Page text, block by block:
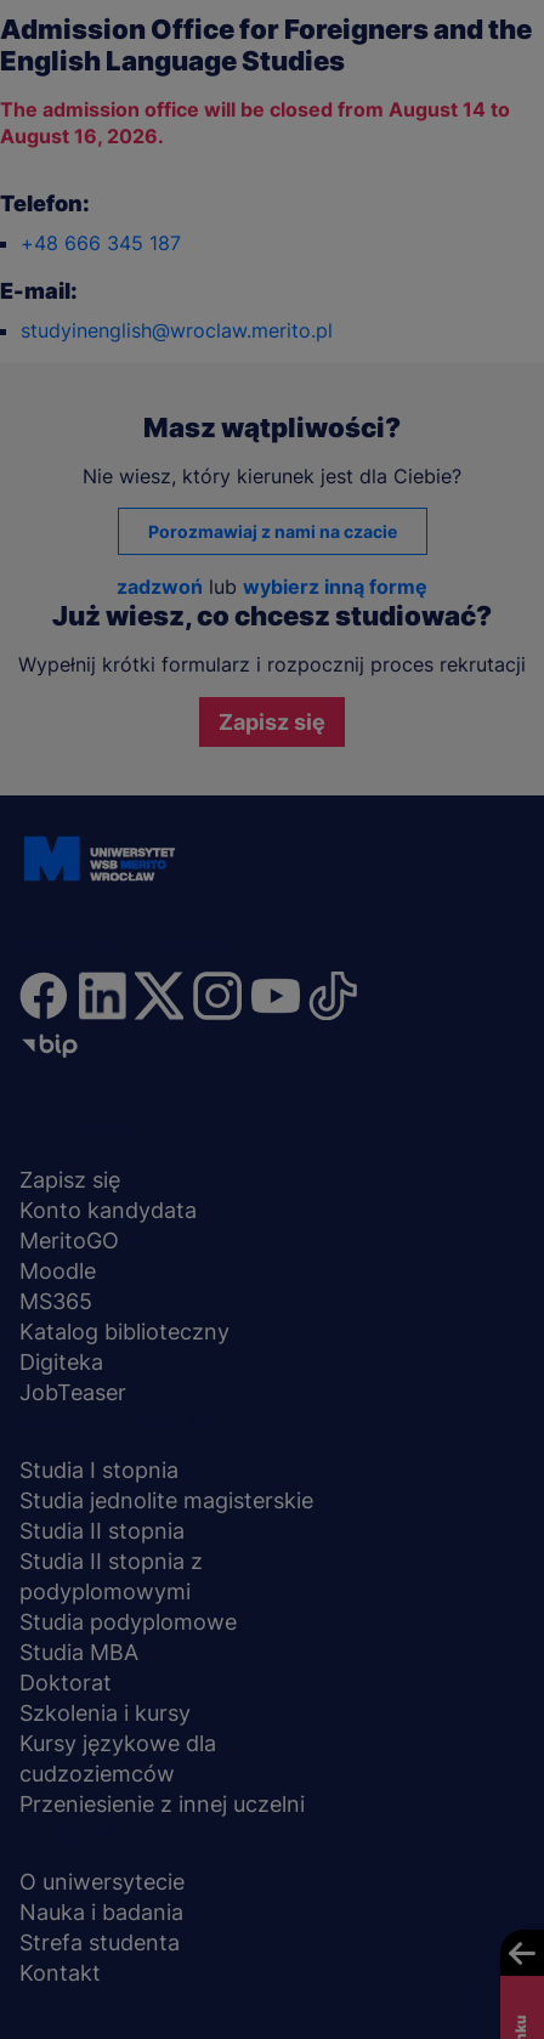
Admission Office for Foreigners and the
English Language Studies
The admission office will be closed from August 14 to
August 16, 2026.
Telefon:
+48 666 345 187
E-mail:
studyinenglish@wroclaw.merito.pl
Masz wątpliwości?
Nie wiesz, który kierunek jest dla Ciebie?
Porozmawiaj z nami na czacie
zadzwoń lub wybierz inną formę
Już wiesz, co chcesz studiować?
Wypełnij krótki formularz i rozpocznij proces rekrutacji
Zapisz się
stopka
Zapisz się
Konto kandydata
MeritoGO
Moodle
MS365
Katalog biblioteczny
Digiteka
JobTeaser
Studia I stopnia
Studia jednolite magisterskie
Studia II stopnia
Studia II stopnia z
podyplomowymi
Studia podyplomowe
Studia MBA
Doktorat
Szkolenia i kursy
Kursy językowe dla
cudzoziemców
Przeniesienie z innej uczelni
O uniwersytecie
Nauka i badania
Strefa studenta
Kontakt